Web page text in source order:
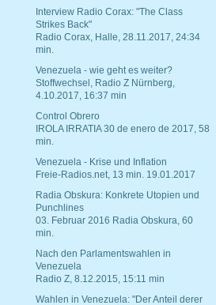
Interview Radio Corax: "The Class
Strikes Back"
Radio Corax, Halle, 28.11.2017, 24:34
min.
Venezuela - wie geht es weiter?
Stoffwechsel, Radio Z Nürnberg,
4.10.2017, 16:37 min
Control Obrero
IROLA IRRATIA 30 de enero de 2017, 58
min.
Venezuela - Krise und Inflation
Freie-Radios.net, 13 min. 19.01.2017
Radia Obskura: Konkrete Utopien und
Punchlines
03. Februar 2016 Radia Obskura, 60
min.
Nach den Parlamentswahlen in
Venezuela
Radio Z, 8.12.2015, 15:11 min
Wahlen in Venezuela: "Der Anteil derer